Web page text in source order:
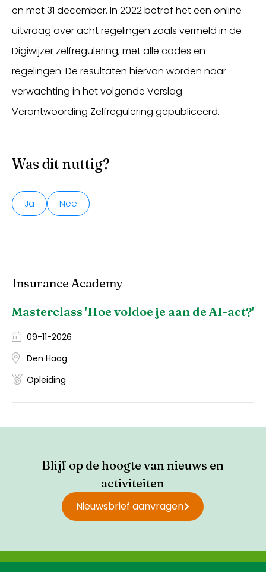
en met 31 december. In 2022 betrof het een online
uitvraag over acht regelingen zoals vermeld in de
Digiwijzer zelfregulering, met alle codes en
regelingen. De resultaten hiervan worden naar
verwachting in het volgende Verslag
Verantwoording Zelfregulering gepubliceerd.
Was dit nuttig?
Ja Nee
Insurance Academy
Masterclass 'Hoe voldoe je aan de AI-act?'
09-11-2026
Den Haag
Opleiding
Blijf op de hoogte van nieuws en
activiteiten
Nieuwsbrief aanvragen